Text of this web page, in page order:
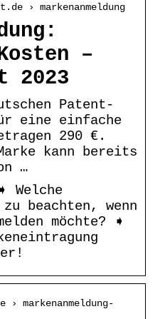
› markenanmeldung
–
2023
Patent-
eine einfache
290 €.
kann bereits
…
Welche
beachten, wenn
möchte? ➧
markenanmeldung-